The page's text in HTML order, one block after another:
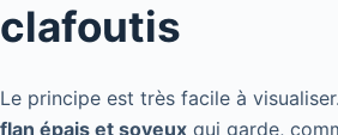
clafoutis
Le principe est très facile à
flan épais et soyeux qui garde,